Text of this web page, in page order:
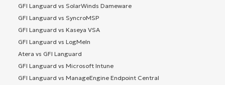
GFI Languard vs SolarWinds Dameware
GFI Languard vs SyncroMSP
GFI Languard vs Kaseya VSA
GFI Languard vs LogMeIn
Atera vs GFI Languard
GFI Languard vs Microsoft Intune
GFI Languard vs ManageEngine Endpoint Central